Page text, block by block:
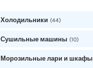
Холодильники (44)
Сушильные машины (10)
Морозильные лари и шкафы